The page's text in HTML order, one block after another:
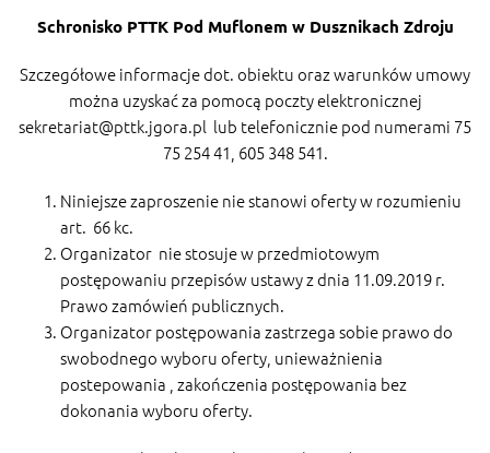
Schronisko PTTK Pod Muflonem w Dusznikach Zdroju
Szczegółowe informacje dot. obiektu oraz warunków umowy
można uzyskać za pomocą poczty elektronicznej
sekretariat@pttk.jgora.pl lub telefonicznie pod numerami 75
75 254 41, 605 348 541.
Niniejsze zaproszenie nie stanowi oferty w rozumieniu
art. 66 kc.
Organizator nie stosuje w przedmiotowym
postępowaniu przepisów ustawy z dnia 11.09.2019 r.
Prawo zamówień publicznych.
Organizator postępowania zastrzega sobie prawo do
swobodnego wyboru oferty, unieważnienia
postepowania , zakończenia postępowania bez
dokonania wyboru oferty.